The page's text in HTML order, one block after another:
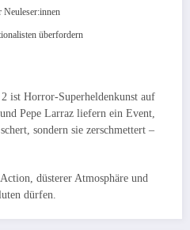
überfordern
ist Horror-Superheldenkunst auf
Pepe Larraz liefern ein Event,
sondern sie zerschmettert –
düsterer Atmosphäre und
dürfen.